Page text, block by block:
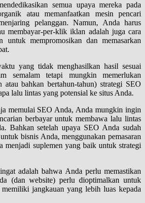
semua upaya mereka pada
atau memanfaatkan mesin pencari
pelanggan. Namun, Anda harus
membayar-per-klik iklan adalah juga cara
untuk mempromosikan dan memasarkan
yang tidak menghasilkan hasil sesuai
semalam tetapi mungkin memerlukan
atau bahkan bertahun-tahun) strategi SEO
lalu lintas yang potensial ke situs Anda.
memulai SEO Anda, Anda mungkin ingin
berbayar untuk membawa lalu lintas
Bahkan setelah upaya SEO Anda sudah
bisnis Anda, menggunakan pemasaran
menjadi suplemen yang baik untuk strategi
adalah bahwa Anda perlu memastikan
(dan website) perlu dioptimalkan untuk
jangkauan yang lebih luas kepada